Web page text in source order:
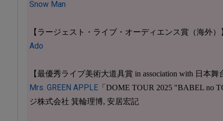
Snow Man
【ラージェスト・ライブ・オーディエンス賞（海外）
Ado
【最優秀ライブ美術大道具賞 in association with 日本
Mrs. GREEN APPLE 「DOME TOUR 2025 "BABEL no
ジ株式会社 箕輪理博, 安居宏記